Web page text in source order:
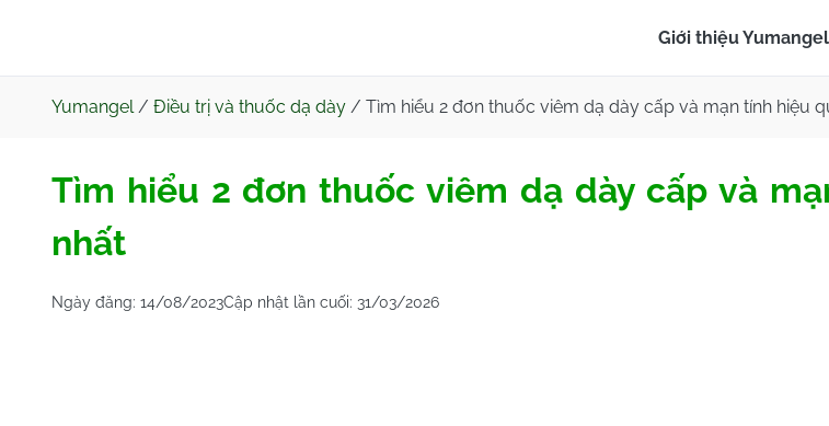
Giới thiệu Yumangel
Yumangel/ Điều trị và thuốc dạ dày / Tìm hiểu 2 đơn thuốc viêm dạ dày cấp và mạn tính hiệu
Tìm hiểu 2 đơn thuốc viêm dạ dày cấp và
nhất
Ngày đăng: 14/08/2023Cập nhật lần cuối: 31/03/2026